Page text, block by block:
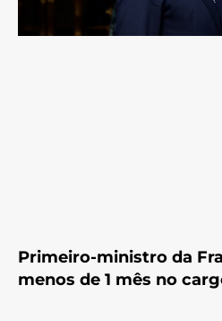
Primeiro-ministro da
menos de 1 mês no